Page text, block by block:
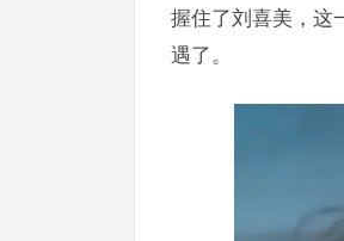
握住了刘喜美，这
遇了。